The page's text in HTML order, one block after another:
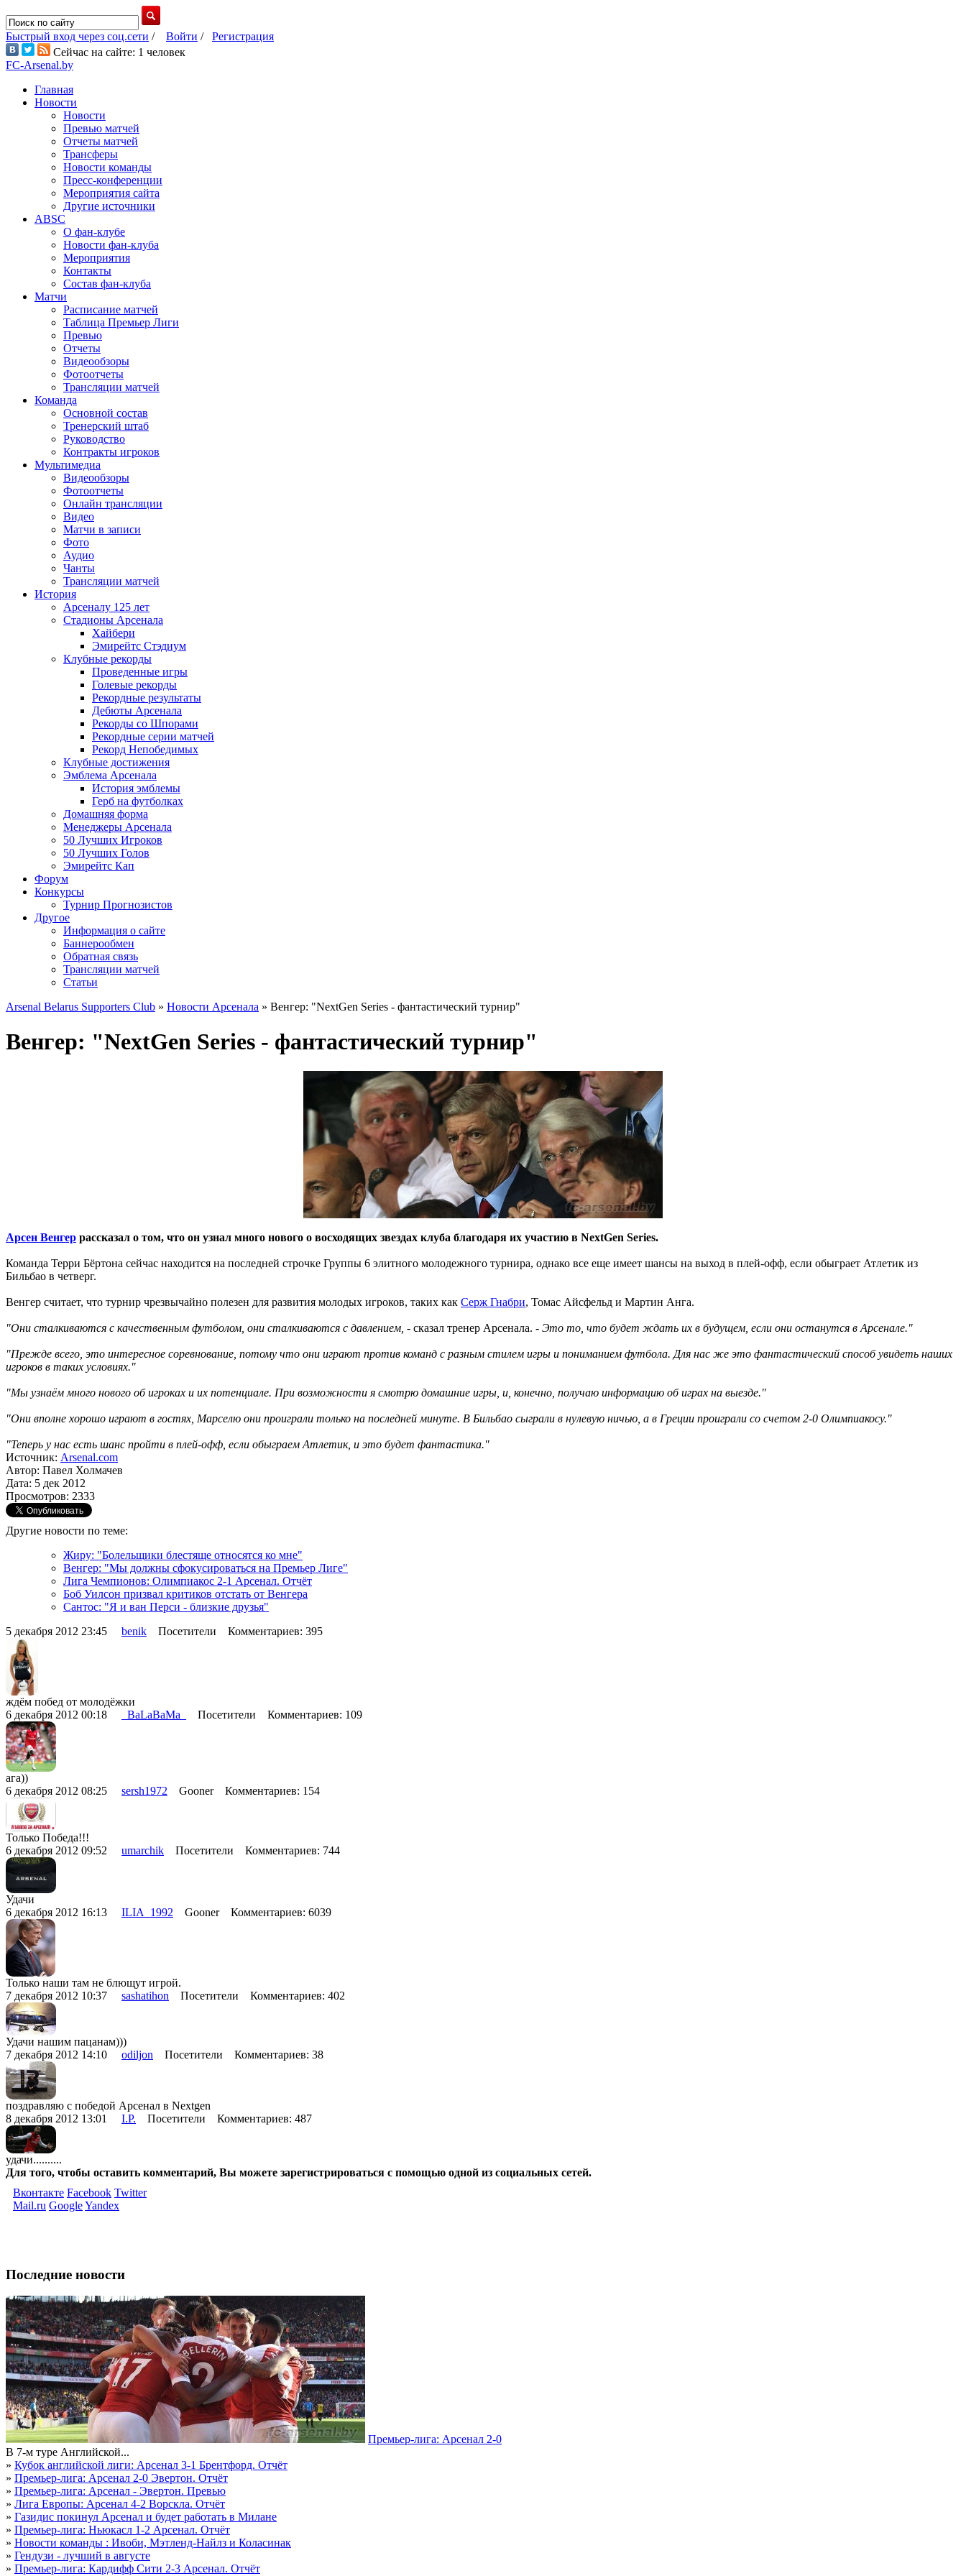
Быстрый вход через соц.сети / Войти / Регистрация
Сейчас на сайте: 1 человек
FC-Arsenal.by
Главная
Новости
Новости
Превью матчей
Отчеты матчей
Трансферы
Новости команды
Пресс-конференции
Мероприятия сайта
Другие источники
ABSC
О фан-клубе
Новости фан-клуба
Мероприятия
Контакты
Состав фан-клуба
Матчи
Расписание матчей
Таблица Премьер Лиги
Превью
Отчеты
Видеообзоры
Фотоотчеты
Трансляции матчей
Команда
Основной состав
Тренерский штаб
Руководство
Контракты игроков
Мультимедиа
Видеообзоры
Фотоотчеты
Онлайн трансляции
Видео
Матчи в записи
Фото
Аудио
Чанты
Трансляции матчей
История
Арсеналу 125 лет
Стадионы Арсенала
Хайбери
Эмирейтс Стэдиум
Клубные рекорды
Проведенные игры
Голевые рекорды
Рекордные результаты
Дебюты Арсенала
Рекорды со Шпорами
Рекордные серии матчей
Рекорд Непобедимых
Клубные достижения
Эмблема Арсенала
История эмблемы
Герб на футболках
Домашняя форма
Менеджеры Арсенала
50 Лучших Игроков
50 Лучших Голов
Эмирейтс Кап
Форум
Конкурсы
Турнир Прогнозистов
Другое
Информация о сайте
Баннерообмен
Обратная связь
Трансляции матчей
Статьи
Arsenal Belarus Supporters Club » Новости Арсенала » Венгер: "NextGen Series - фантастический турнир"
Венгер: "NextGen Series - фантастический турнир"
Арсен Венгер рассказал о том, что он узнал много нового о восходящих звездах клуба благодаря их участию в NextGen Series.
Команда Терри Бёртона сейчас находится на последней строчке Группы 6 элитного молодежного турнира, однако все еще имеет шансы на выход в плей-офф, если обыграет Атлетик из
Бильбао в четверг.
Венгер считает, что турнир чрезвычайно полезен для развития молодых игроков, таких как Серж Гнабри, Томас Айсфельд и Мартин Анга.
"Они сталкиваются с качественным футболом, они сталкиваются с давлением, - сказал тренер Арсенала. - Это то, что будет ждать их в будущем, если они останутся в Арсенале."
"Прежде всего, это интересное соревнование, потому что они играют против команд с разным стилем игры и пониманием футбола. Для нас же это фантастический способ увидеть наших
игроков в таких условиях."
"Мы узнаём много нового об игроках и их потенциале. При возможности я смотрю домашние игры, и, конечно, получаю информацию об играх на выезде."
"Они вполне хорошо играют в гостях, Марселю они проиграли только на последней минуте. В Бильбао сыграли в нулевую ничью, а в Греции проиграли со счетом 2-0 Олимпиакосу."
"Теперь у нас есть шанс пройти в плей-офф, если обыграем Атлетик, и это будет фантастика."
Источник: Arsenal.com
Автор: Павел Холмачев
Дата: 5 дек 2012
Просмотров: 2333
Другие новости по теме:
Жиру: "Болельщики блестяще относятся ко мне"
Венгер: "Мы должны сфокусироваться на Премьер Лиге"
Лига Чемпионов: Олимпиакос 2-1 Арсенал. Отчёт
Боб Уилсон призвал критиков отстать от Венгера
Сантос: "Я и ван Перси - близкие друзья"
5 декабря 2012 23:45 benik Посетители Комментариев: 395
ждём побед от молодёжки
6 декабря 2012 00:18
_BaLaBaMa_ Посетители Комментариев: 109
ага))
6 декабря 2012 08:25 sersh1972 Gooner Комментариев: 154
Только Победа!!!
6 декабря 2012 09:52 umarchik Посетители Комментариев: 744
Удачи
6 декабря 2012 16:13 ILIA_1992 Gooner Комментариев: 6039
Только наши там не блющут игрой.
7 декабря 2012 10:37 sashatihon Посетители Комментариев: 402
Удачи нашим пацанам)))
7 декабря 2012 14:10 odiljon Посетители Комментариев: 38
поздравляю с победой Арсенал в Nextgen
8 декабря 2012 13:01 I.P. Посетители Комментариев: 487
удачи..........
Для того, чтобы оставить комментарий, Вы можете зарегистрироваться с помощью одной из социальных сетей.
Вконтакте Facebook Twitter
Mail.ru GoogleYandex
Последние новости
Премьер-лига: Арсенал 2-0
В 7-м туре Английской...
» Кубок английской лиги: Арсенал 3-1 Брентфорд. Отчёт
» Премьер-лига: Арсенал 2-0 Эвертон. Отчёт
» Премьер-лига: Арсенал - Эвертон. Превью
» Лига Европы: Арсенал 4-2 Ворскла. Отчёт
» Газидис покинул Арсенал и будет работать в Милане
» Премьер-лига: Ньюкасл 1-2 Арсенал. Отчёт
» Новости команды : Ивоби, Мэтленд-Найлз и Коласинак
» Гендузи - лучший в августе
» Премьер-лига: Кардифф Сити 2-3 Арсенал. Отчёт